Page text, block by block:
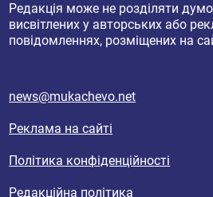
Редакція може не розділяти
висвітлених у авторських або
повідомленнях, розміщених на
news@mukachevo.net
Реклама на сайті
Політика конфіденційності
Редакційна політика